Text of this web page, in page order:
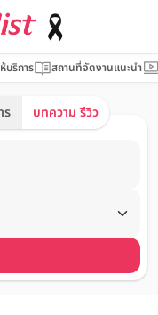
บริการ สถานที่จัดงานแนะนำ
ร บทความ รีวิว